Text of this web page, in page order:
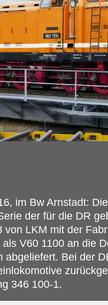
im Bw Arnstadt:
der für die DR
von LKM mit der
V60 1100 an die
abgeliefert. Bei der
346 100-1.